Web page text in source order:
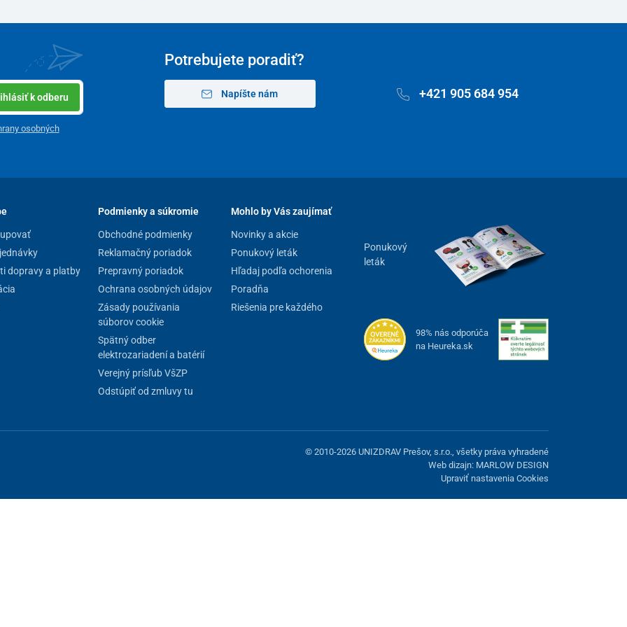
obstojí aj pri každodennom používaní
Potrebujete poradiť?
Napíšte nám +421 905 684 954
k odberu
osobných
dopravy a platby
Podmienky a súkromie
Obchodné podmienky
Reklamačný poriadok
Prepravný poriadok
Ochrana osobných údajov
Zásady používania
súborov cookie
Spätný odber
elektrozariadení a batérií
Verejný prísľub VšZP
Odstúpiť od zmluvy tu
Mohlo by Vás zaujímať
Novinky a akcie
Ponukový leták
Hľadaj podľa ochorenia
Poradňa
Riešenia pre každého
Ponukový
leták
98% nás odporúča
na Heureka.sk
© 2010-2026 UNIZDRAV Prešov, s.r.o., všetky práva vyhradené
Web dizajn: MARLOW DESIGN
Upraviť nastavenia Cookies